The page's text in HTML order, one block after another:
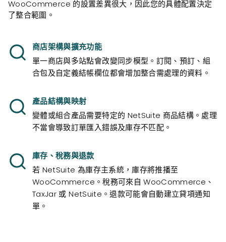
WooCommerce 的設置差異很大，因此您的具體配置決定
了整合範圍。
商店架構與擴充功能
單一商店與多站點會改變同步模型。訂閱、預訂、組
合包及自定義結帳欄位都會增加整合需處理的資料。
產品結構與映射
變體或組合產品需要特定的 NetSuite 商品結構。處理
不當會導致訂單匯入錯誤及庫存不匹配。
庫存、稅務與退款
若 NetSuite 為庫存主系統，庫存將推播至
WooCommerce。稅務可來自 WooCommerce、
TaxJar 或 NetSuite。退款可能會自動建立貸項通知
單。